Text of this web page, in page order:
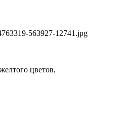
цветов,